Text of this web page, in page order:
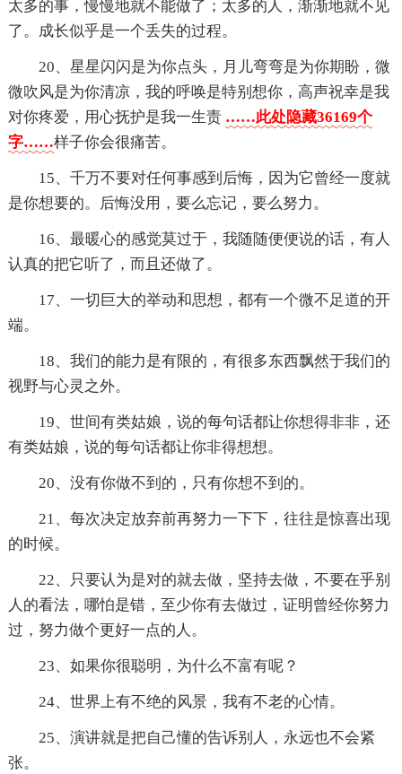
太多的事，慢慢地就不能做了；太多的人，渐渐地就不见
了。成长似乎是一个丢失的过程。
20、星星闪闪是为你点头，月儿弯弯是为你期盼，微
微吹风是为你清凉，我的呼唤是特别想你，高声祝幸是我
对你疼爱，用心抚护是我一生责 ……此处隐藏36169个
字……样子你会很痛苦。
15、千万不要对任何事感到后悔，因为它曾经一度就
是你想要的。后悔没用，要么忘记，要么努力。
16、最暖心的感觉莫过于，我随随便便说的话，有人
认真的把它听了，而且还做了。
17、一切巨大的举动和思想，都有一个微不足道的开
端。
18、我们的能力是有限的，有很多东西飘然于我们的
视野与心灵之外。
19、世间有类姑娘，说的每句话都让你想得非非，还
有类姑娘，说的每句话都让你非得想想。
20、没有你做不到的，只有你想不到的。
21、每次决定放弃前再努力一下下，往往是惊喜出现
的时候。
22、只要认为是对的就去做，坚持去做，不要在乎别
人的看法，哪怕是错，至少你有去做过，证明曾经你努力
过，努力做个更好一点的人。
23、如果你很聪明，为什么不富有呢？
24、世界上有不绝的风景，我有不老的心情。
25、演讲就是把自己懂的告诉别人，永远也不会紧
张。